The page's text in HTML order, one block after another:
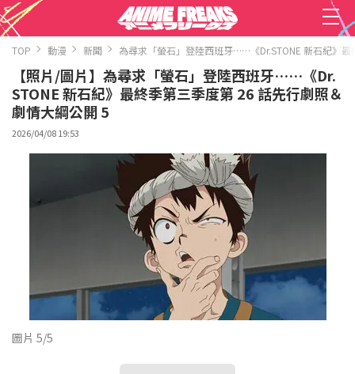
TOP 動漫 新聞 為尋求「螢石」登陸西班牙……《Dr.STONE 新石紀》
【照片/圖片】為尋求「螢石」登陸西班牙……《Dr.
STONE 新石紀》最終季第三季度第 26 話先行劇照＆
劇情大綱公開 5
2026/04/08 19:53
圖片 5/5